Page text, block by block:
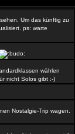
Um das künftig zu
ps: warte
wählen
nicht Solos gibt :-)
Nostalgie-Trip wagen.